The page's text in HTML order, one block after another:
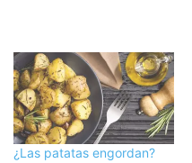
¿Las patatas engordan?